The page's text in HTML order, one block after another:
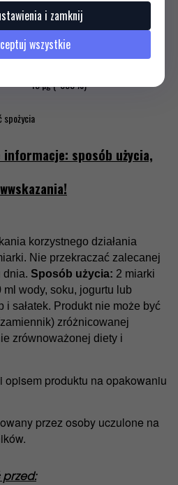
6 mg (*42,9%)
4,5 mg (*45%)
135 µg (*16,9%)
15 µg (*600%)
spożycia
informacje: sposób użycia,
!
korzystnego działania
Nie przekraczać zalecanej
dnia. Sposób użycia: 2 miarki
wody, soku, jogurtu lub
i sałatek. Produkt nie może być
zróżnicowanej
zrównoważonej diety i
opisem produktu na opakowaniu
przez osoby uczulone na
i zamknij
wszystkie